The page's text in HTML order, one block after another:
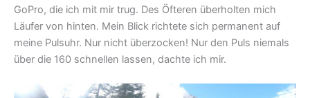
GoPro, die ich mit mir trug. Des Öfteren überholten mich
Läufer von hinten. Mein Blick richtete sich permanent auf
meine Pulsuhr. Nur nicht überzocken! Nur den Puls niemals
über die 160 schnellen lassen, dachte ich mir.